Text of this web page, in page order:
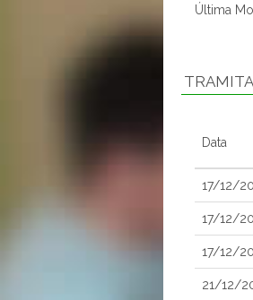
Última
Data
17/12/
17/12/
17/12/
21/12/